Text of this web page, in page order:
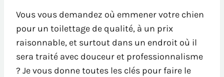
Vous vous demandez où emmener votre chien
pour un toilettage de qualité, à un prix
raisonnable, et surtout dans un endroit où il
sera traité avec douceur et professionnalisme
? Je vous donne toutes les clés pour faire le